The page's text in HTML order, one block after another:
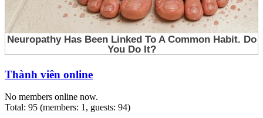
Thành viên online
No members online now.
Total: 95 (members: 1, guests: 94)